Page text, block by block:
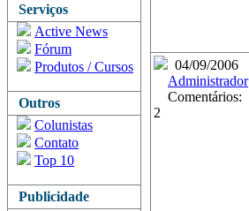
Serviços
Active News
Fórum
Produtos / Cursos
Outros
Colunistas
Contato
Top 10
Publicidade
04/09/2006
Administrador
Comentários:
2